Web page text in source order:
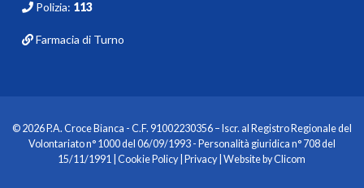
Polizia: 113
Farmacia di Turno
© 2026 P.A. Croce Bianca - C.F. 91002230356 – Iscr. al Registro Regionale del
Volontariato n° 1000 del 06/09/1993 - Personalità giuridica n° 708 del
15/11/1991 |Cookie Policy|Privacy| Website byClicom